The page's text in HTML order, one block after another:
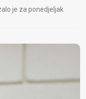
je za ponedjeljak